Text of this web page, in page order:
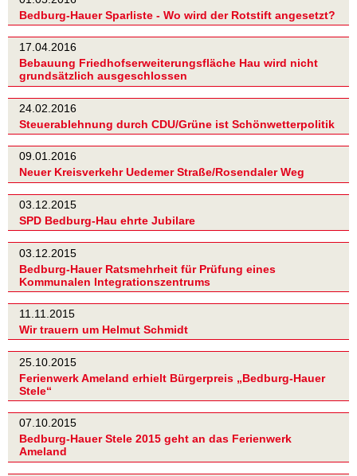
Bedburg-Hauer Sparliste - Wo wird der Rotstift angesetzt?
17.04.2016
Bebauung Friedhofserweiterungsfläche Hau wird nicht
grundsätzlich ausgeschlossen
24.02.2016
Steuerablehnung durch CDU/Grüne ist Schönwetterpolitik
09.01.2016
Neuer Kreisverkehr Uedemer Straße/Rosendaler Weg
03.12.2015
SPD Bedburg-Hau ehrte Jubilare
03.12.2015
Bedburg-Hauer Ratsmehrheit für Prüfung eines
Kommunalen Integrationszentrums
11.11.2015
Wir trauern um Helmut Schmidt
25.10.2015
Ferienwerk Ameland erhielt Bürgerpreis „Bedburg-Hauer
Stele“
07.10.2015
Bedburg-Hauer Stele 2015 geht an das Ferienwerk
Ameland